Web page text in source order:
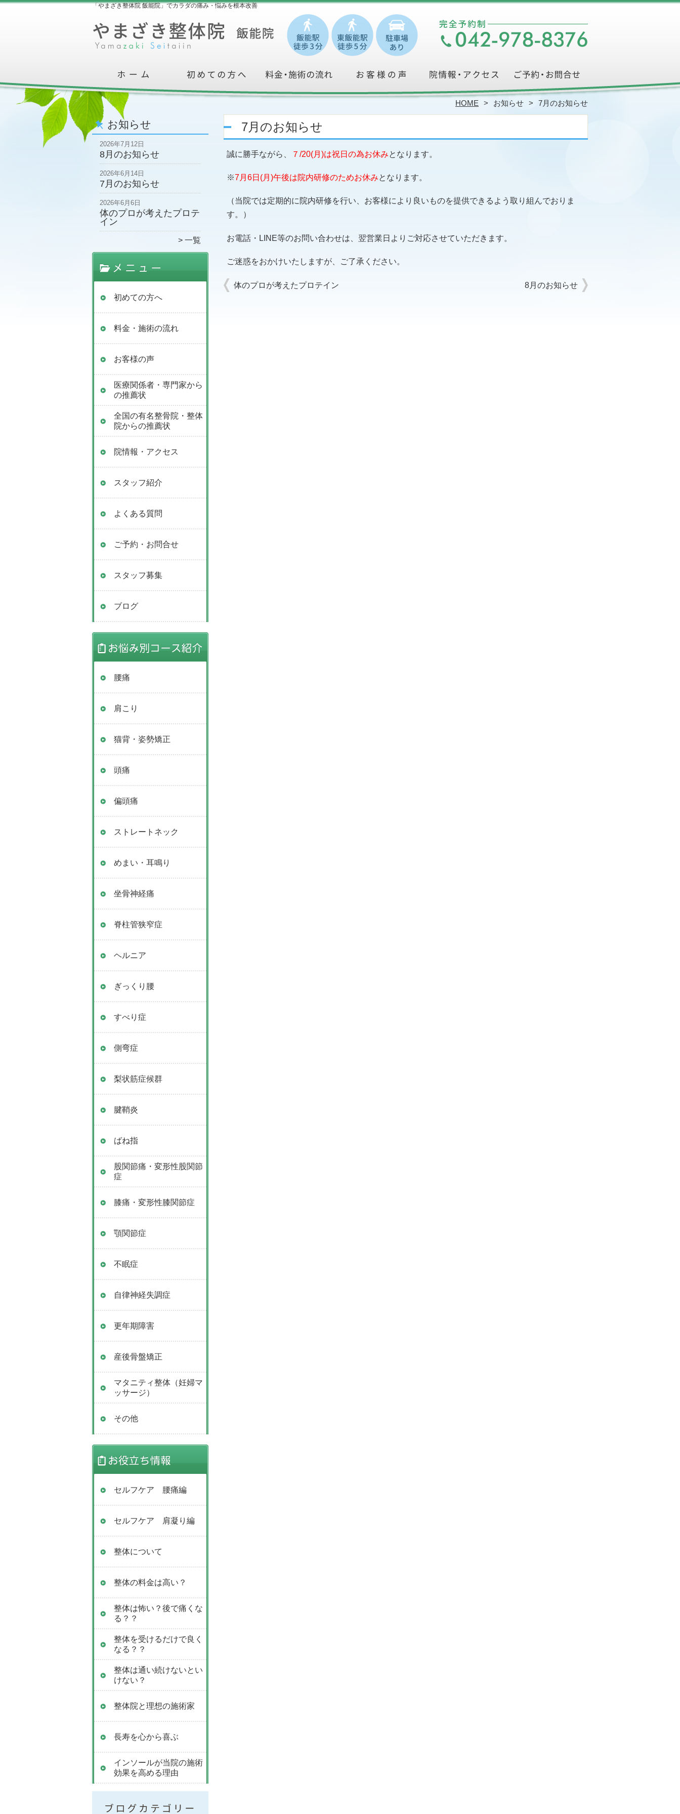
「やまざき整体院 飯能院」でカラダの痛み・悩みを根本改善
HOME お知らせ 7月のお知らせ
お知らせ
2026年7月12日
8月のお知らせ
2026年6月14日
7月のお知らせ
2026年6月6日
体のプロが考えたプロテ
イン
一覧
初めての方へ
料金・施術の流れ
お客様の声
医療関係者・専門家から
の推薦状
全国の有名整骨院・整体
院からの推薦状
院情報・アクセス
スタッフ紹介
よくある質問
ご予約・お問合せ
スタッフ募集
ブログ
腰痛
肩こり
猫背・姿勢矯正
頭痛
偏頭痛
ストレートネック
めまい・耳鳴り
坐骨神経痛
脊柱管狭窄症
ヘルニア
ぎっくり腰
すべり症
側弯症
梨状筋症候群
腱鞘炎
ばね指
股関節痛・変形性股関節
症
膝痛・変形性膝関節症
顎関節症
不眠症
自律神経失調症
更年期障害
産後骨盤矯正
マタニティ整体（妊婦マ
ッサージ）
その他
セルフケア 腰痛編
セルフケア 肩凝り編
整体について
整体の料金は高い？
整体は怖い？後で痛くな
る？？
整体を受けるだけで良く
なる？？
整体は通い続けないとい
けない？
整体院と理想の施術家
長寿を心から喜ぶ
インソールが当院の施術
効果を高める理由
7月のお知らせ
誠に勝手ながら、 ７/20(月)は祝日の為お休みとなります。
※7月6日(月)午後は院内研修のためお休みとなります。
（当院では定期的に院内研修を行い、お客様により良いものを提供できるよう取り組んでおりま
す。）
お電話・LINE等のお問い合わせは、翌営業日よりご対応させていただきます。
ご迷惑をおかけいたしますが、ご了承ください。
体のプロが考えたプロテイン 8月のお知らせ